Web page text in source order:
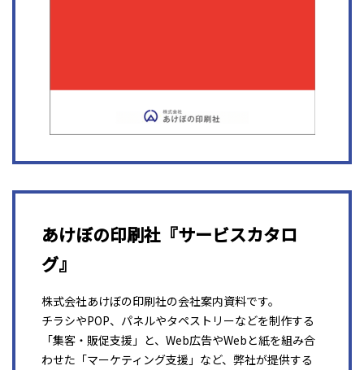
あけぼの印刷社『サービスカタロ
グ』
株式会社あけぼの印刷社の会社案内資料です。
チラシやPOP、パネルやタペストリーなどを制作する
「集客・販促支援」と、Web広告やWebと紙を組み合
わせた「マーケティング支援」など、弊社が提供する